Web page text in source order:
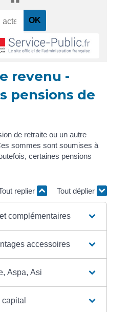
revenu -
pensions de
de retraite ou un autre
sommes sont soumises à
certaines pensions
replier Tout déplier
complémentaires
accessoires
Aspa, Asi